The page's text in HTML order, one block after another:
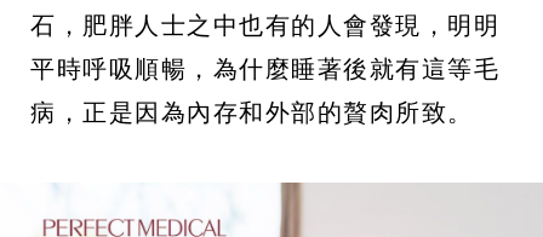
石，肥胖人士之中也有的人會發現，明明
平時呼吸順暢，為什麼睡著後就有這等毛
病，正是因為內存和外部的贅肉所致。